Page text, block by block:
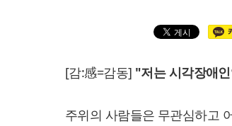
[감:感=감동] "저는 시각장애
주위의 사람들은 무관심하고